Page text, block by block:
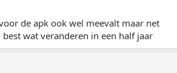
de apk ook wel meevalt maar net
wat veranderen in een half jaar